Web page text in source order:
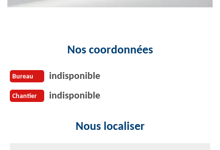
Nos coordonnées
Bureau indisponible
Chantier indisponible
Nous localiser